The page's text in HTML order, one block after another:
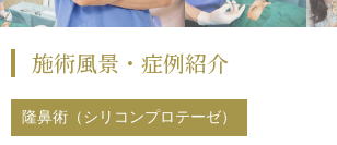
施術風景・症例紹介
隆鼻術（シリコンプロテーゼ）